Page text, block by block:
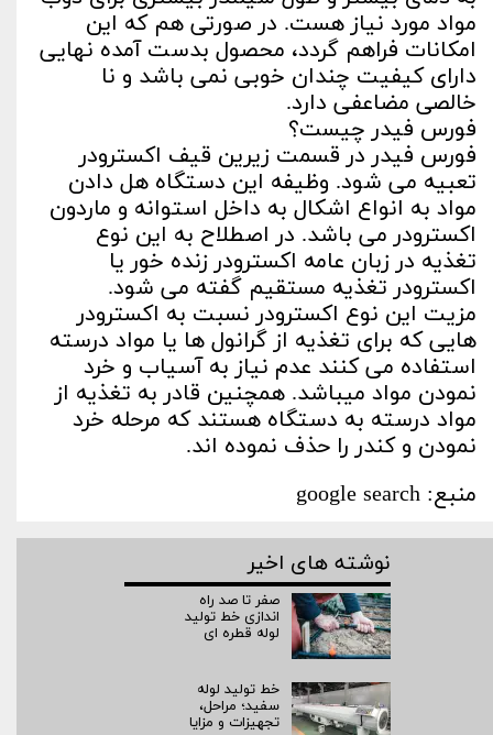
مواد مورد نیاز هست. در صورتی هم که این
امکانات فراهم گردد، محصول بدست آمده نهایی
دارای کیفیت چندان خوبی نمی باشد و نا
خالصی مضاعفی دارد.
فورس فیدر چیست؟
فورس فیدر در قسمت زیرین قیف اکسترودر
تعبیه می شود. وظیفه این دستگاه هل دادن
مواد به انواع اشکال به داخل استوانه و ماردون
اکسترودر می باشد. در اصطلاح به این نوع
تغذیه در زبان عامه اکسترودر زنده خور یا
اکسترودر تغذیه مستقیم گفته می شود.
مزیت این نوع اکسترودر نسبت به اکسترودر
هایی که برای تغذیه از گرانول ها یا مواد درسته
استفاده می کنند عدم نیاز به آسیاب و خرد
نمودن مواد میباشد. همچنین قادر به تغذیه از
مواد درسته به دستگاه هستند که مرحله خرد
نمودن و کندر را حذف نموده اند.
منبع: google search
نوشته های اخیر
صفر تا صد راه‌
اندازی خط تولید
لوله قطره ای
خط تولید لوله
سفید؛ مراحل،
تجهیزات و مزایا